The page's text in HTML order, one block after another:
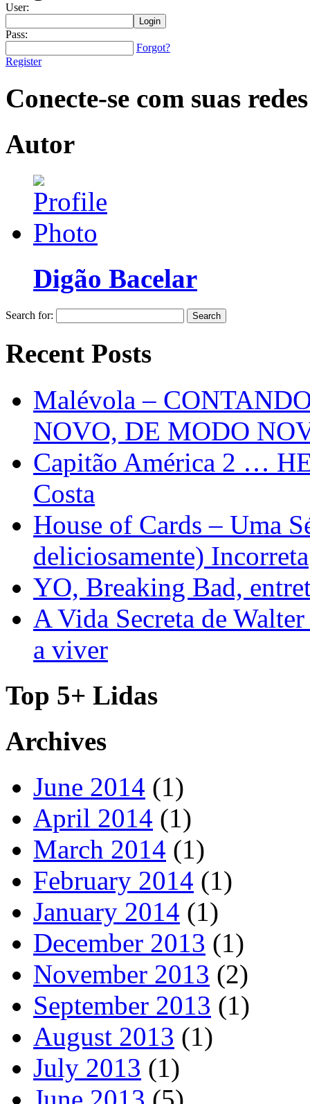
User:
Pass:
Forgot?
Register
Conecte-se com suas redes
Autor
Digão Bacelar
Search for:
Recent Posts
Malévola –
NOVO, DE MODO
Capitão América 2 …
Costa
House of Cards – Uma
deliciosamente) Incorreta
YO, Breaking Bad,
A Vida Secreta de
a viver
Top 5+ Lidas
Archives
June 2014 (1)
April 2014 (1)
March 2014 (1)
February 2014 (1)
January 2014 (1)
December 2013 (1)
November 2013 (2)
September 2013 (1)
August 2013 (1)
July 2013 (1)